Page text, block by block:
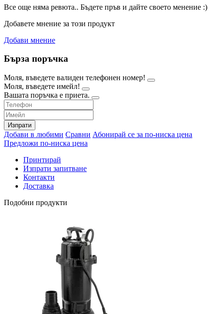
Все още няма ревюта.. Бъдете пръв и дайте своето менение :)
Добавете мнение за този продукт
Добави мнение
Бърза поръчка
Моля, въведете валиден телефонен номер!
Моля, въведете имейл!
Вашата поръчка е приета.
Изпрати
Добави в любими Сравни Абонирай се за по-ниска цена
Предложи по-ниска цена
Принтирай
Изпрати запитване
Контакти
Доставка
Подобни продукти